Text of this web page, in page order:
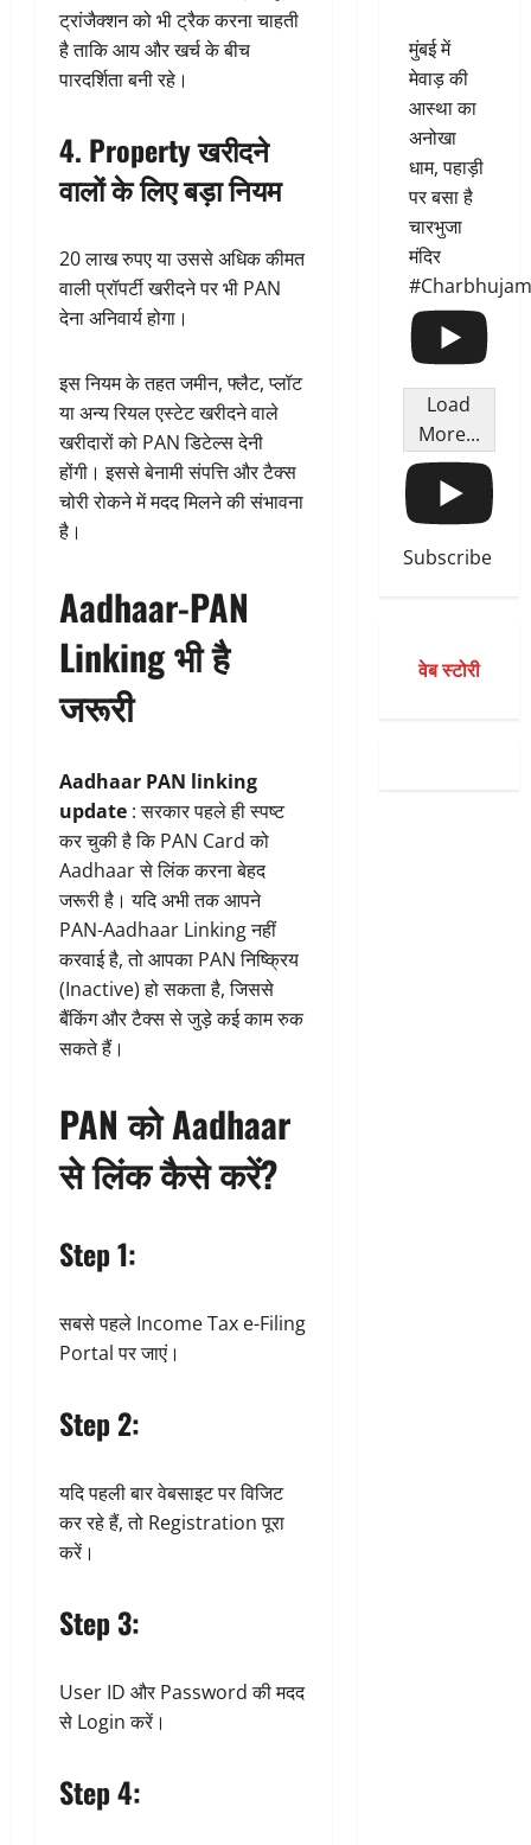
ट्रांजैक्शन को भी ट्रैक करना चाहती
है ताकि आय और खर्च के बीच
पारदर्शिता बनी रहे।
4. Property खरीदने
वालों के लिए बड़ा नियम
20 लाख रुपए या उससे अधिक कीमत
वाली प्रॉपर्टी खरीदने पर भी PAN
देना अनिवार्य होगा।
इस नियम के तहत जमीन, फ्लैट, प्लॉट
या अन्य रियल एस्टेट खरीदने वाले
खरीदारों को PAN डिटेल्स देनी
होंगी। इससे बेनामी संपत्ति और टैक्स
चोरी रोकने में मदद मिलने की संभावना
है।
Aadhaar-PAN
Linking भी है
जरूरी
Aadhaar PAN linking
update : सरकार पहले ही स्पष्ट
कर चुकी है कि PAN Card को
Aadhaar से लिंक करना बेहद
जरूरी है। यदि अभी तक आपने
PAN-Aadhaar Linking नहीं
करवाई है, तो आपका PAN निष्क्रिय
(Inactive) हो सकता है, जिससे
बैंकिंग और टैक्स से जुड़े कई काम रुक
सकते हैं।
PAN को Aadhaar
से लिंक कैसे करें?
Step 1:
सबसे पहले Income Tax e-Filing
Portal पर जाएं।
Step 2:
यदि पहली बार वेबसाइट पर विजिट
कर रहे हैं, तो Registration पूरा
करें।
Step 3:
User ID और Password की मदद
से Login करें।
Step 4:
मुंबई में
मेवाड़ की
आस्था का
अनोखा
धाम, पहाड़ी
पर बसा है
चारभुजा
मंदिर
Load
More...
Subscribe
वेब स्टोरी